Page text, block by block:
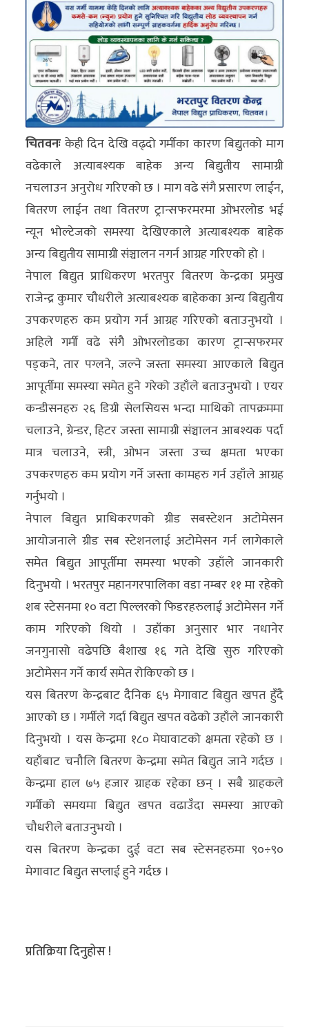
खबर
विशेष
राशिफल
फोटो
ग्यालरी
भिडियो
चितवनः केही दिन देखि वढ्दो गर्मीका कारण बिद्युतको माग
वढेकाले अत्याबश्यक बाहेक अन्य बिद्युतीय सामाग्री
नचलाउन अनुरोध गरिएको छ । माग वढे संगै प्रसारण लाईन,
बितरण लाईन तथा वितरण ट्रान्सफरमरमा ओभरलोड भई
न्यून भोल्टेजको समस्या देखिएकाले अत्याबश्यक बाहेक
अन्य बिद्युतीय सामाग्री संञ्चालन नगर्न आग्रह गरिएको हो ।
नेपाल बिद्युत प्राधिकरण भरतपुर बितरण केन्द्रका प्रमुख
राजेन्द्र कुमार चौधरीले अत्याबश्यक बाहेकका अन्य बिद्युतीय
उपकरणहरु कम प्रयोग गर्न आग्रह गरिएको बताउनुभयो ।
अहिले गर्मी वढे संगै ओभरलोडका कारण ट्रान्सफरमर
पड्कने, तार पग्लने, जल्ने जस्ता समस्या आएकाले बिद्युत
आपूर्तीमा समस्या समेत हुने गरेको उहाँले बताउनुभयो । एयर
कन्डीसनहरु २६ डिग्री सेलसियस भन्दा माथिको तापक्रममा
चलाउने, ग्रेन्डर, हिटर जस्ता सामाग्री संञ्चालन आबश्यक पर्दा
मात्र चलाउने, स्त्री, ओभन जस्ता उच्च क्षमता भएका
उपकरणहरु कम प्रयोग गर्ने जस्ता कामहरु गर्न उहाँले आग्रह
गर्नुभयो ।
नेपाल बिद्युत प्राधिकरणको ग्रीड सबस्टेशन अटोमेसन
आयोजनाले ग्रीड सब स्टेशनलाई अटोमेसन गर्न लागेकाले
समेत बिद्युत आपूर्तीमा समस्या भएको उहाँले जानकारी
दिनुभयो । भरतपुर महानगरपालिका वडा नम्बर ११ मा रहेको
शब स्टेसनमा १० वटा पिल्लरको फिडरहरुलाई अटोमेसन गर्ने
काम गरिएको थियो । उहाँका अनुसार भार नधानेर
जनगुनासो वढेपछि बैशाख १६ गते देखि सुरु गरिएको
अटोमेसन गर्ने कार्य समेत रोकिएको छ ।
यस बितरण केन्द्रबाट दैनिक ६५ मेगावाट बिद्युत खपत हुँदै
आएको छ । गर्मीले गर्दा बिद्युत खपत वढेको उहाँले जानकारी
दिनुभयो । यस केन्द्रमा १८० मेघावाटको क्षमता रहेको छ ।
यहाँबाट चनौलि बितरण केन्द्रमा समेत बिद्युत जाने गर्दछ ।
केन्द्रमा हाल ७५ हजार ग्राहक रहेका छन् । सबै ग्राहकले
गर्मीको समयमा बिद्युत खपत वढाउँदा समस्या आएको
चौधरीले बताउनुभयो ।
यस बितरण केन्द्रका दुई वटा सब स्टेसनहरुमा ९०÷९०
मेगावाट बिद्युत सप्लाई हुने गर्दछ ।
प्रतिक्रिया दिनुहोस !